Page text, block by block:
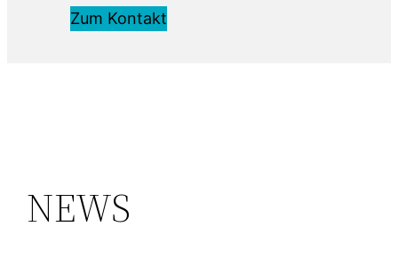
Zum Kontakt
NEWS